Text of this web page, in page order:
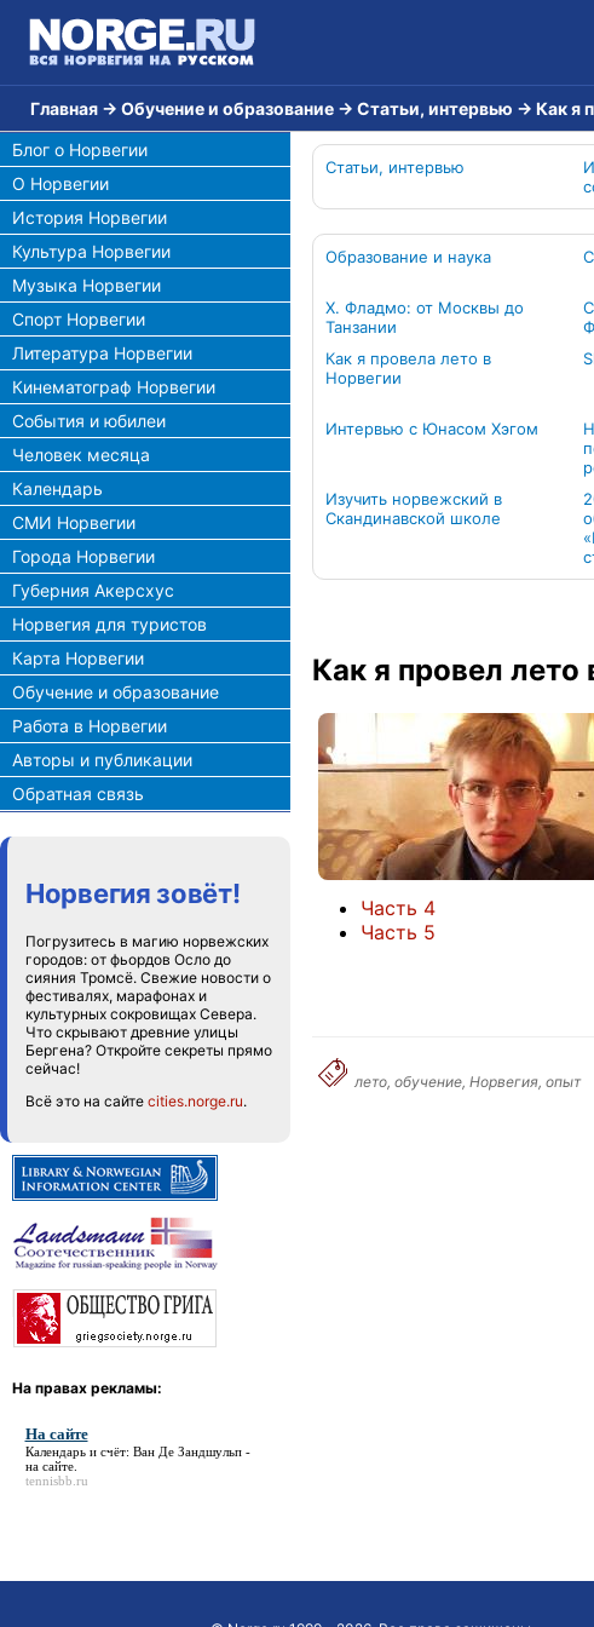
Главная → Обучение и образование → Статьи, интервью → Как я
Блог о Норвегии
О Норвегии
История Норвегии
Культура Норвегии
Музыка Норвегии
Спорт Норвегии
Литература Норвегии
Кинематограф Норвегии
События и юбилеи
Человек месяца
Календарь
СМИ Норвегии
Города Норвегии
Губерния Акерсхус
Норвегия для туристов
Карта Норвегии
Обучение и образование
Работа в Норвегии
Авторы и публикации
Обратная связь
Норвегия зовёт!
Погрузитесь в магию норвежских
городов: от фьордов Осло до
сияния Тромсё. Свежие новости о
фестивалях, марафонах и
культурных сокровищах Севера.
Что скрывают древние улицы
Бергена? Откройте секреты прямо
сейчас!
Всё это на сайте cities.norge.ru.
На правах рекламы:
На сайте
Календарь и счёт: Ван Де Зандшульп -
на сайте.
tennisbb.ru
Статьи, интервью
Образование и наука
Х. Фладмо: от Москвы до
Танзании
Как я провелa лето в
Норвегии
Интервью с Юнасом Хэгом
Изучить норвежский в
Скандинавской школе
Как я провел лето
Часть 4
Часть 5
лето, обучение, Норвегия, опыт